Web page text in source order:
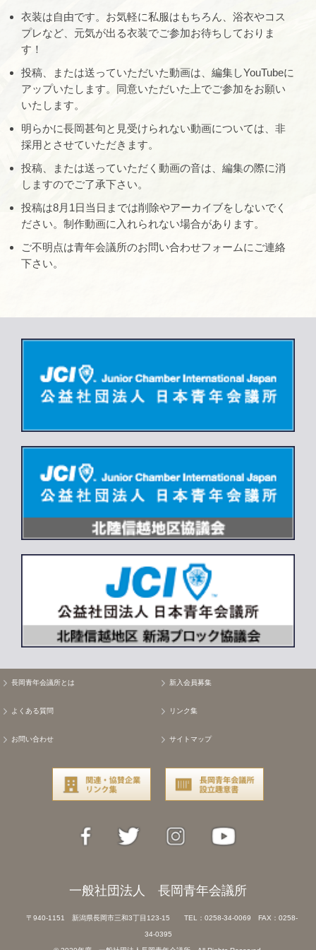
衣装は自由です。お気軽に私服はもちろん、浴衣やコス
プレなど、元気が出る衣装でご参加お待ちしておりま
す！
投稿、または送っていただいた動画は、編集しYouTubeに
アップいたします。同意いただいた上でご参加をお願い
いたします。
明らかに長岡甚句と見受けられない動画については、非
採用とさせていただきます。
投稿、または送っていただく動画の音は、編集の際に消
しますのでご了承下さい。
投稿は8月1日当日までは削除やアーカイブをしないでく
ださい。制作動画に入れられない場合があります。
ご不明点は青年会議所のお問い合わせフォームにご連絡
下さい。
長岡青年会議所とは 新入会員募集
よくある質問 リンク集
お問い合わせ サイトマップ
一般社団法人 長岡青年会議所
〒940-1151 新潟県長岡市三和3丁目123-15 TEL：0258-34-0069 FAX：0258-
34-0395